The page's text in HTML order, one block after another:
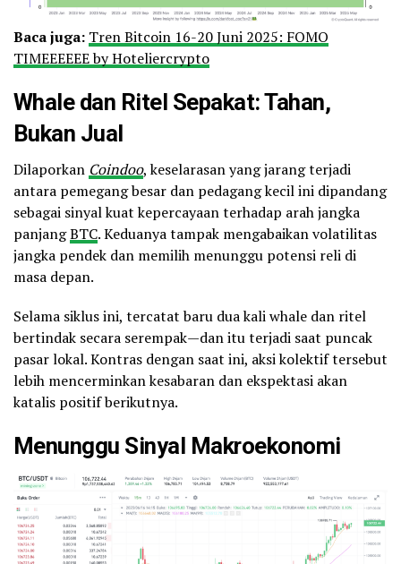
Baca juga: Tren Bitcoin 16-20 Juni 2025: FOMO
TIMEEEEEE by Hoteliercrypto
Whale dan Ritel Sepakat: Tahan,
Bukan Jual
Dilaporkan Coindoo, keselarasan yang jarang terjadi
antara pemegang besar dan pedagang kecil ini dipandang
sebagai sinyal kuat kepercayaan terhadap arah jangka
panjangBTC. Keduanya tampak mengabaikan volatilitas
jangka pendek dan memilih menunggu potensi reli di
masa depan.
Selama siklus ini, tercatat baru dua kali whale dan ritel
bertindak secara serempak—dan itu terjadi saat puncak
pasar lokal. Kontras dengan saat ini, aksi kolektif tersebut
lebih mencerminkan kesabaran dan ekspektasi akan
katalis positif berikutnya.
Menunggu Sinyal Makroekonomi